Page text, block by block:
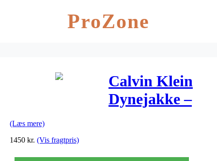
ProZone
Calvin Klein
Dynejakke –
(Læs mere)
1450 kr. (Vis fragtpris)